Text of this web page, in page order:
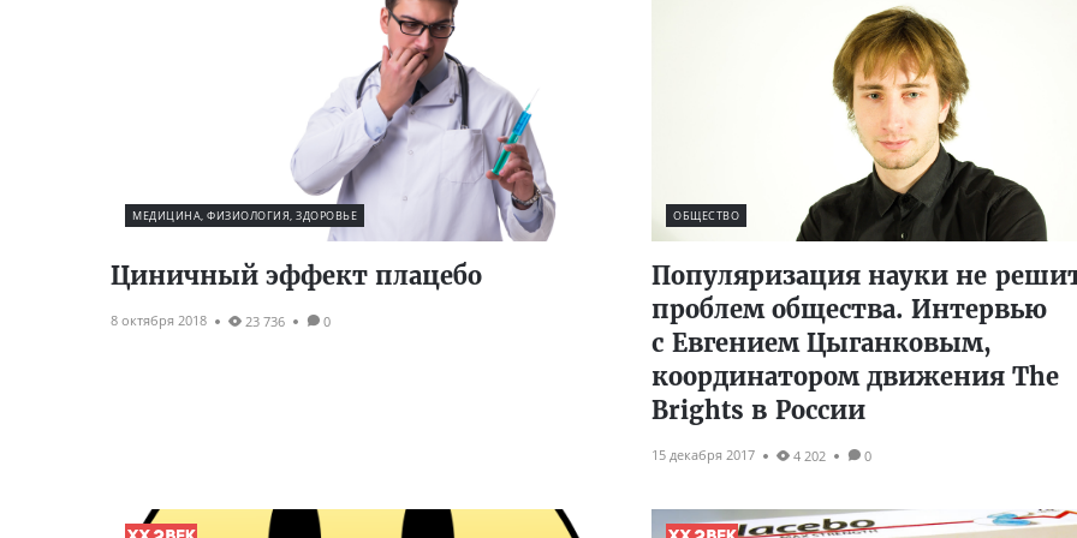
МЕДИЦИНА, ФИЗИОЛОГИЯ, ЗДОРОВЬЕ
Циничный эффект плацебо
8 октября 2018 23 736 0
ОБЩЕСТВО
Популяризация науки не
проблем общества. Интервью
с Евгением Цыганковым,
координатором движения The
Brights в России
15 декабря 2017 4 202 0